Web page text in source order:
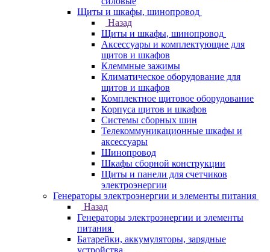
Щиты и шкафы, шинопровод
Назад
Щиты и шкафы, шинопровод
Аксессуары и комплектующие для
щитов и шкафов
Клеммные зажимы
Климатическое оборудование для
щитов и шкафов
Комплектное щитовое оборудование
Корпуса щитов и шкафов
Системы сборных шин
Телекоммуникационные шкафы и
аксессуары
Шинопровод
Шкафы сборной конструкции
Щиты и панели для счетчиков
электроэнергии
Генераторы электроэнергии и элементы питания
Назад
Генераторы электроэнергии и элементы
питания
Батарейки, аккумуляторы, зарядные
устройства